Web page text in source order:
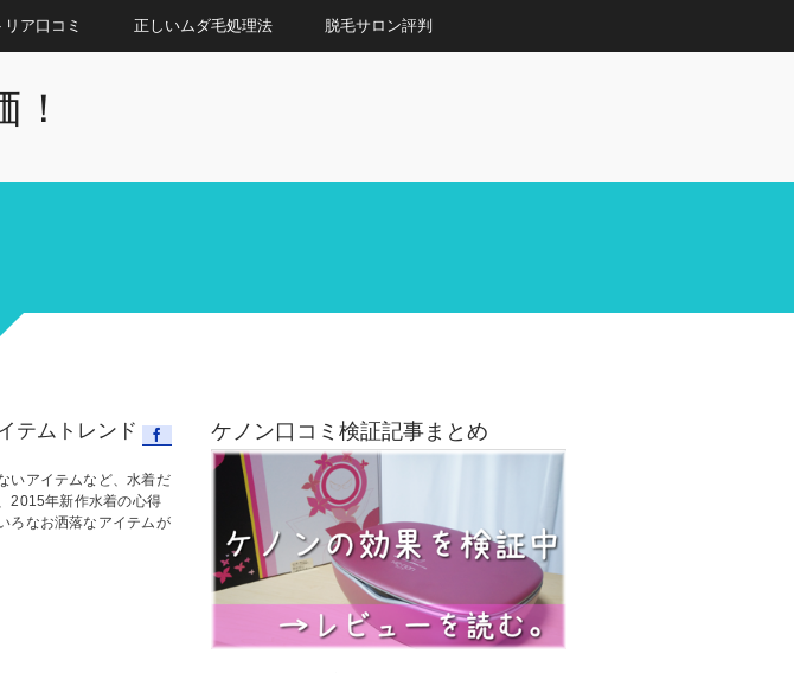
リア口コミ 正しいムダ毛処理法 脱毛サロン評判
テムトレンド
いアイテムなど、水着だ
2015年新作水着の心得
ろなお洒落なアイテムが
ケノン口コミ検証記事まとめ